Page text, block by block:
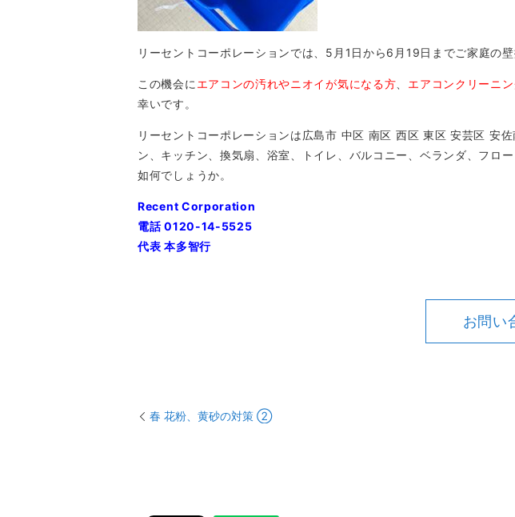
リーセントコーポレーションでは、5月1日から6月19日までご家庭の
この機会に エアコンの汚れやニオイが気になる方 エアコンクリーニ
幸いです。
リーセントコーポレーションは広島市 中区 南区 西区 東区 安芸区 安
ン、キッチン、換気扇、浴室、トイレ、バルコニー、ベランダ、フロ
如何でしょうか。
Recent Corporation
電話 0120-14-5525
代表 本多智行
お問い
春 花粉、黄砂の対策 ②